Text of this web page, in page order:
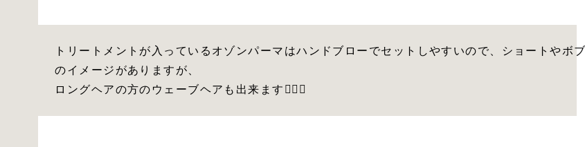
トリートメントが入っているオゾンパーマはハンドブローでセットしやすいので、ショートやボブ
のイメージがありますが、
ロングヘアの方のウェーブヘアも出来ます🙆‍♀️✨